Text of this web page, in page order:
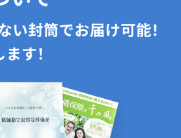
い封筒でお届け可能！
す！